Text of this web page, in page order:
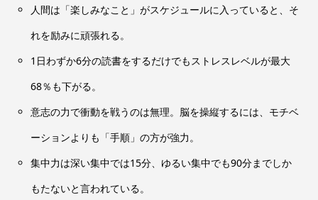
人間は「楽しみなこと」がスケジュールに入っていると、そ
れを励みに頑張れる。
1日わずか6分の読書をするだけでもストレスレベルが最大
68％も下がる。
意志の力で衝動を戦うのは無理。脳を操縦するには、モチベ
ーションよりも「手順」の方が強力。
集中力は深い集中では15分、ゆるい集中でも90分までしか
もたないと言われている。